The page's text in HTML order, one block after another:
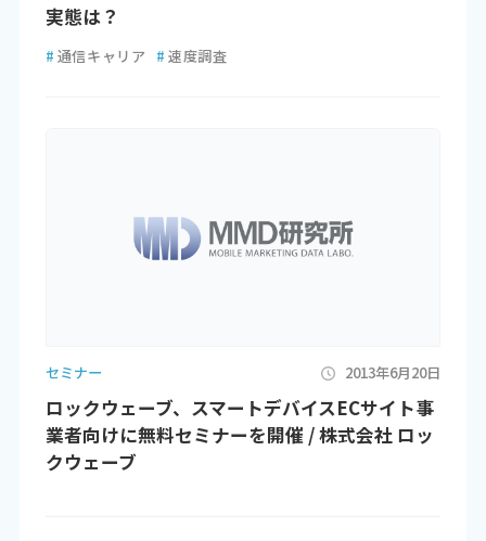
実態は？
# 通信キャリア # 速度調査
セミナー 2013年6月20日
ロックウェーブ、スマートデバイスECサイト事
業者向けに無料セミナーを開催 / 株式会社 ロッ
クウェーブ